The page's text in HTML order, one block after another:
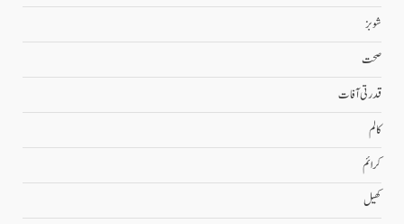
شوبز
صحت
قدرتی آفات
کالم
کرائم
کھیل